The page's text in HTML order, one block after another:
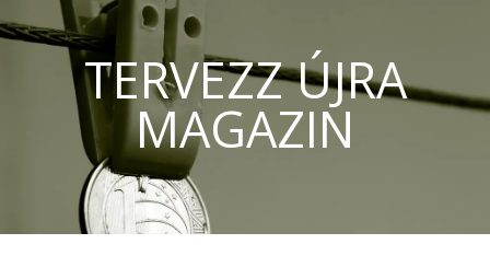
TERVEZZ ÚJRA
MAGAZIN